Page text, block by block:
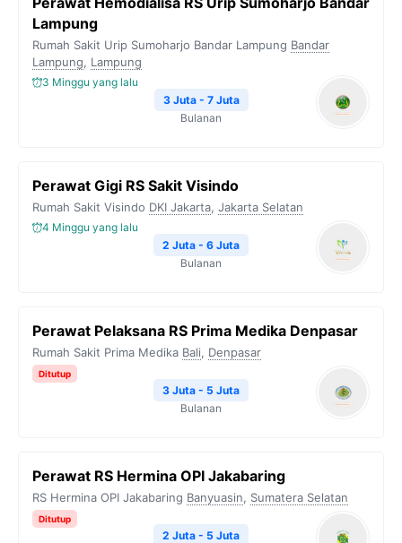
Lampung
Rumah Sakit Urip Sumoharjo Bandar Lampung Bandar
Lampung, Lampung
3 Minggu yang lalu
3 Juta - 7 Juta
Bulanan
Perawat Gigi RS Sakit Visindo
Rumah Sakit Visindo DKI Jakarta, Jakarta Selatan
4 Minggu yang lalu
2 Juta - 6 Juta
Bulanan
Perawat Pelaksana RS Prima Medika Denpasar
Rumah Sakit Prima Medika Bali, Denpasar
Ditutup
3 Juta - 5 Juta
Bulanan
Perawat RS Hermina OPI Jakabaring
RS Hermina OPI Jakabaring Banyuasin, Sumatera Selatan
Ditutup
2 Juta - 5 Juta